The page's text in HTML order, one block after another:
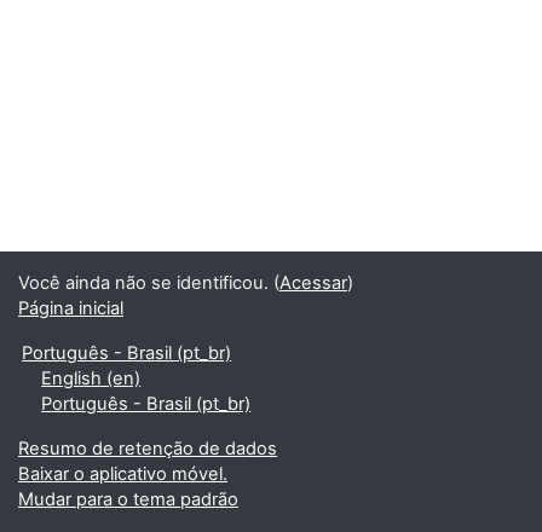
Você ainda não se identificou. (Acessar)
Página inicial
Português - Brasil ‎(pt_br)‎
English ‎(en)‎
Português - Brasil ‎(pt_br)‎
Resumo de retenção de dados
Baixar o aplicativo móvel.
Mudar para o tema padrão